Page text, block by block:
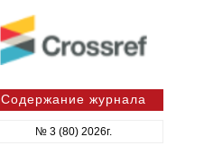
Содержание журнала
№ 3 (80) 2026г.